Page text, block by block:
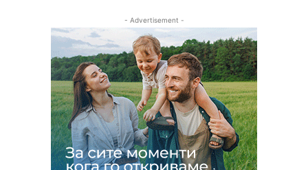
- Advertisement -